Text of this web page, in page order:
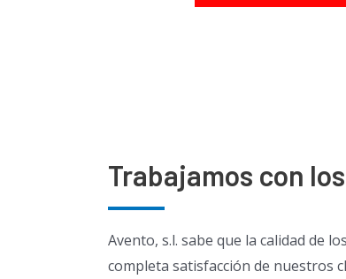
Trabajamos con
Avento, s.l. sabe que la calidad de
completa satisfacción de nuestros